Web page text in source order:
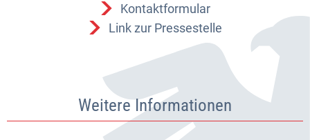
Kontaktformular
Link zur Pressestelle
Weitere Informationen